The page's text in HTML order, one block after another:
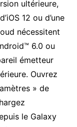
ultérieure,
12 ou d’une
nécessitent
6.0 ou
émetteur
Ouvrez
» de
le Galaxy